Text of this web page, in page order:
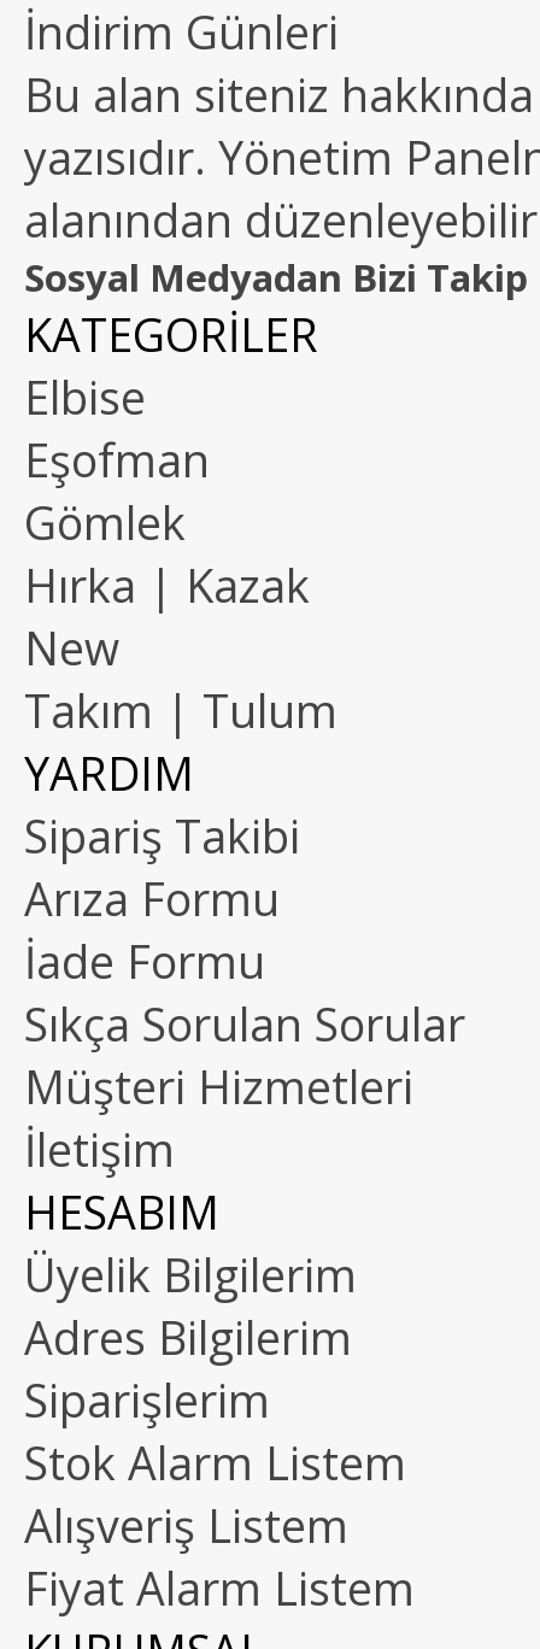
İndirim Günleri
Bu alan siteniz
yazısıdır. Yönetim
alanından
Sosyal Medyadan Bizi Takip
KATEGORİLER
Elbise
Eşofman
Gömlek
Hırka | Kazak
New
Takım | Tulum
YARDIM
Sipariş Takibi
Arıza Formu
İade Formu
Sıkça Sorulan Sorular
Müşteri Hizmetleri
İletişim
HESABIM
Üyelik Bilgilerim
Adres Bilgilerim
Siparişlerim
Stok Alarm Listem
Alışveriş Listem
Fiyat Alarm Listem